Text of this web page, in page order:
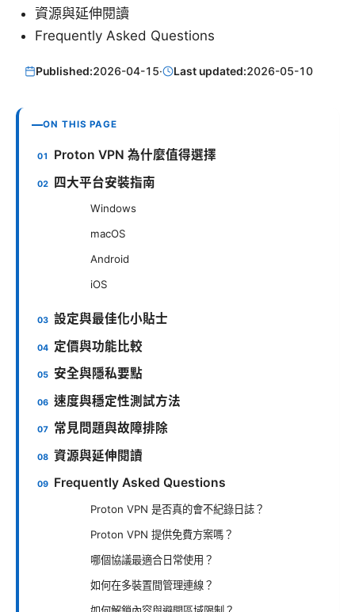
資源與延伸閱讀
Frequently Asked Questions
Published:2026-04-15· Last updated:2026-05-10
ON THIS PAGE
Proton VPN 為什麼值得選擇
四大平台安裝指南
Windows
macOS
Android
iOS
設定與最佳化小貼士
定價與功能比較
安全與隱私要點
速度與穩定性測試方法
常見問題與故障排除
資源與延伸閱讀
Frequently Asked Questions
Proton VPN 是否真的會不紀錄日誌？
Proton VPN 提供免費方案嗎？
哪個協議最適合日常使用？
如何在多裝置間管理連線？